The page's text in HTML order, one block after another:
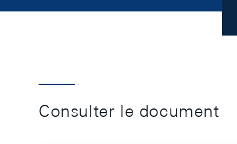
Consulter le document